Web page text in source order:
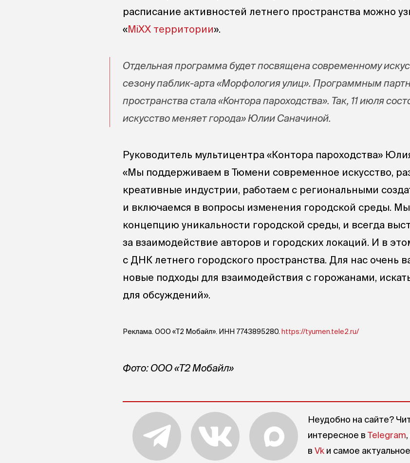
расписание активностей летнего пространства можно
«MiXX территории».
Отдельная программа будет посвящена современному
сезону паблик-арта «Морфология улиц». Программным
пространства стала «Контора пароходства». Так, 11 июля
искусство меняет города» Юлии Саначиной.
Руководитель мультицентра «Контора пароходства»
«Мы поддерживаем в Тюмени современное искусство,
креативные индустрии, работаем с региональными
и включаемся в вопросы изменения городской среды.
концепцию уникальности городской среды, и всегда
за взаимодействие авторов и городских локаций. И в
с ДНК летнего городского пространства. Для нас очень
новые подходы для взаимодействия с горожанами,
для обсуждений».
Реклама. ООО «Т2 Мобайл». ИНН 7743895280. https://tyumen.tele2.ru/
Фото: ООО «Т2 Мобайл»
Неудобно на сайте?
интересное в Telegram
в Vk и самое